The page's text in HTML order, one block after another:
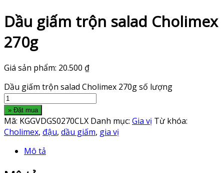
Dầu giấm trộn salad Cholimex
270g
Giá sản phẩm: 20.500 ₫
Dầu giấm trộn salad Cholimex 270g số lượng
» Đặt mua
Mã: KGGVDGS0270CLX Danh mục: Gia vị Từ khóa:
Cholimex, đậu, dầu giấm, gia vị
Mô tả